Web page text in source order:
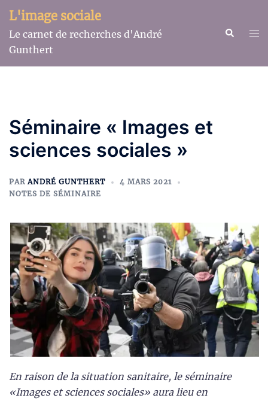
Aller
au
contenu
L'image sociale
Le carnet de recherches d'André
Gunthert
Séminaire « Images et
sciences sociales »
PARANDRÉ GUNTHERT
4 MARS 2021
NOTES DE SÉMINAIRE
En raison de la situation sanitaire, le séminaire
«Images et sciences sociales» aura lieu en